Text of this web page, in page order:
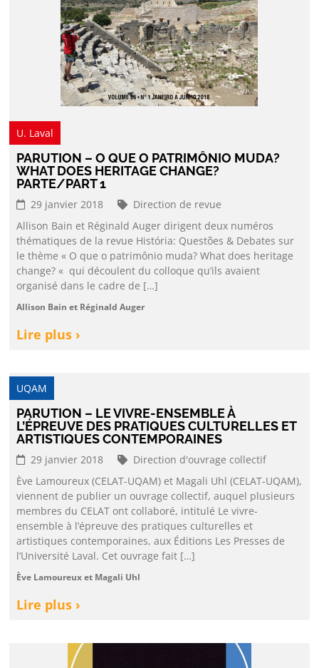
U. Laval
PARUTION – O QUE O PATRIMÔNIO MUDA?
WHAT DOES HERITAGE CHANGE?
PARTE/PART 1
29 janvier 2018
Direction de revue
Allison Bain et Réginald Auger dirigent deux numéros
thématiques de la revue História: Questões & Debates sur
le thème « O que o patrimônio muda? What does heritage
change? « qui découlent du colloque qu’ils avaient
organisé dans le cadre de […]
Allison Bain et Réginald Auger
Lire plus ›
UQAM
PARUTION – LE VIVRE-ENSEMBLE À
L’ÉPREUVE DES PRATIQUES CULTURELLES ET
ARTISTIQUES CONTEMPORAINES
29 janvier 2018
Direction d'ouvrage collectif
Ève Lamoureux (CELAT-UQAM) et Magali Uhl (CELAT-UQAM),
viennent de publier un ouvrage collectif, auquel plusieurs
membres du CELAT ont collaboré, intitulé Le vivre-
ensemble à l’épreuve des pratiques culturelles et
artistiques contemporaines, aux Éditions Les Presses de
l’Université Laval. Cet ouvrage fait […]
Ève Lamoureux et Magali Uhl
Lire plus ›